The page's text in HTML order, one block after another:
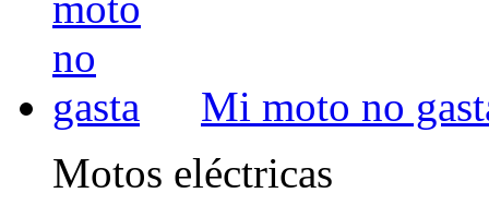
Mi moto no
Motos eléctricas